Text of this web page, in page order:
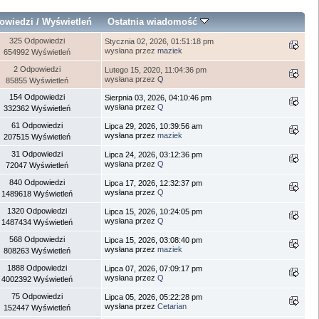
/ Wyświetleń Ostatnia wiadomość
325 Odpowiedzi
654992 Wyświetleń
Stycznia 02, 2026, 01:51:18 pm
wysłana przez maziek
2 Odpowiedzi
85855 Wyświetleń
Lutego 15, 2020, 11:04:36 pm
wysłana przez Q
154 Odpowiedzi
332362 Wyświetleń
Sierpnia 03, 2026, 04:10:46 pm
wysłana przez Q
61 Odpowiedzi
207515 Wyświetleń
Lipca 29, 2026, 10:39:56 am
wysłana przez maziek
31 Odpowiedzi
72047 Wyświetleń
Lipca 24, 2026, 03:12:36 pm
wysłana przez Q
840 Odpowiedzi
1489618 Wyświetleń
Lipca 17, 2026, 12:32:37 pm
wysłana przez Q
1320 Odpowiedzi
1487434 Wyświetleń
Lipca 15, 2026, 10:24:05 pm
wysłana przez Q
568 Odpowiedzi
808263 Wyświetleń
Lipca 15, 2026, 03:08:40 pm
wysłana przez maziek
1888 Odpowiedzi
4002392 Wyświetleń
Lipca 07, 2026, 07:09:17 pm
wysłana przez Q
75 Odpowiedzi
152447 Wyświetleń
Lipca 05, 2026, 05:22:28 pm
wysłana przez Cetarian